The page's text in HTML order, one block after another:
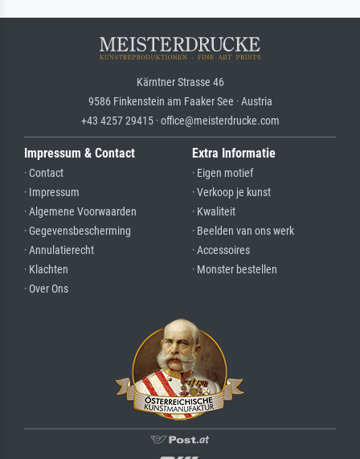
Kärntner Strasse 46
9586 Finkenstein am Faaker See · Austria
+43 4257 29415 · office@meisterdrucke.com
Impressum & Contact
· Contact
· Impressum
· Algemene Voorwaarden
· Gegevensbescherming
· Annulatierecht
· Klachten
· Over Ons
Extra Informatie
· Eigen motief
· Verkoop je kunst
· Kwaliteit
· Beelden van ons werk
· Accessoires
· Monster bestellen